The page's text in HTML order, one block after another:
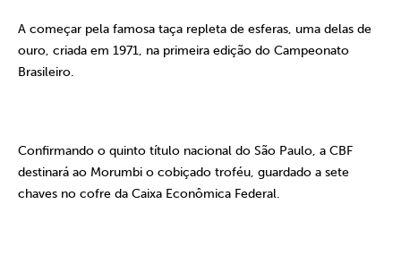
A começar pela famosa taça repleta de esferas, uma delas de
ouro, criada em 1971, na primeira edição do Campeonato
Brasileiro.
Confirmando o quinto título nacional do São Paulo, a CBF
destinará ao Morumbi o cobiçado troféu, guardado a sete
chaves no cofre da Caixa Econômica Federal.